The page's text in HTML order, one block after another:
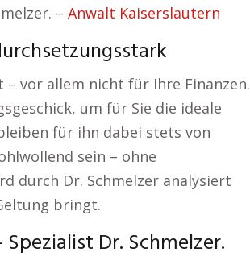
– Anwalt Kaiserslautern
– vor allem nicht für Ihre Finanzen.
um für Sie die ideale
für ihn dabei stets von
sein – ohne
durch Dr. Schmelzer analysiert
bringt.
Dr. Schmelzer.